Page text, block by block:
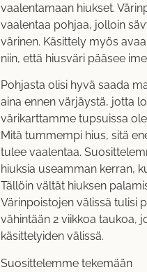
vaalentamaan hiukset.
vaalentaa pohjaa, jolloin
värinen. Käsittely myös
niin, että hiusväri pääsee
Pohjasta olisi hyvä saada
aina ennen värjäystä, jotta
värikarttamme tupsuissa
Mitä tummempi hius, sitä
tulee vaalentaa.
hiuksia useamman kerran,
Tällöin vältät hiuksen
Värinpoistojen välissä tulisi
vähintään 2 viikkoa taukoa,
käsittelyiden välissä.
Suosittelemme tekemään